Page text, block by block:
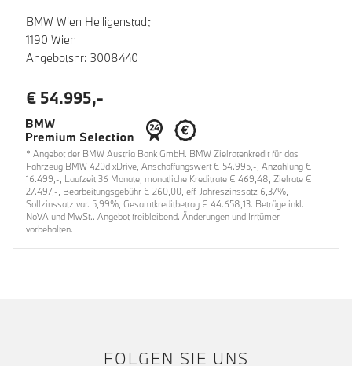
BMW Wien Heiligenstadt
1190 Wien
Angebotsnr: 3008440
€ 54.995,-
* Angebot der BMW Austria Bank GmbH. BMW Zielratenkredit für das
Fahrzeug BMW 420d xDrive, Anschaffungswert € 54.995,-, Anzahlung €
16.499,-, Laufzeit 36 Monate, monatliche Kreditrate € 469,48, Zielrate €
27.497,-, Bearbeitungsgebühr € 260,00, eff. Jahreszinssatz 6,37%,
Sollzinssatz var. 5,99%, Gesamtkreditbetrag € 44.658,13. Beträge inkl.
NoVA und MwSt.. Angebot freibleibend. Änderungen und Irrtümer
vorbehalten.
FOLGEN SIE UNS